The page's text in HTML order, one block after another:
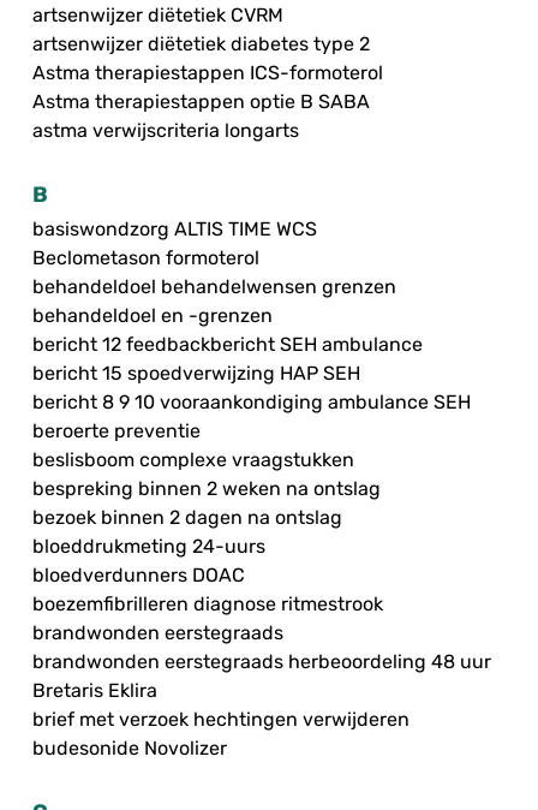
artsenwijzer diëtetiek CVRM
artsenwijzer diëtetiek diabetes type 2
Astma therapiestappen ICS-formoterol
Astma therapiestappen optie B SABA
astma verwijscriteria longarts
B
basiswondzorg ALTIS TIME WCS
Beclometason formoterol
behandeldoel behandelwensen grenzen
behandeldoel en -grenzen
bericht 12 feedbackbericht SEH ambulance
bericht 15 spoedverwijzing HAP SEH
bericht 8 9 10 vooraankondiging ambulance SEH
beroerte preventie
beslisboom complexe vraagstukken
bespreking binnen 2 weken na ontslag
bezoek binnen 2 dagen na ontslag
bloeddrukmeting 24-uurs
bloedverdunners DOAC
boezemfibrilleren diagnose ritmestrook
brandwonden eerstegraads
brandwonden eerstegraads herbeoordeling 48 uur
Bretaris Eklira
brief met verzoek hechtingen verwijderen
budesonide Novolizer